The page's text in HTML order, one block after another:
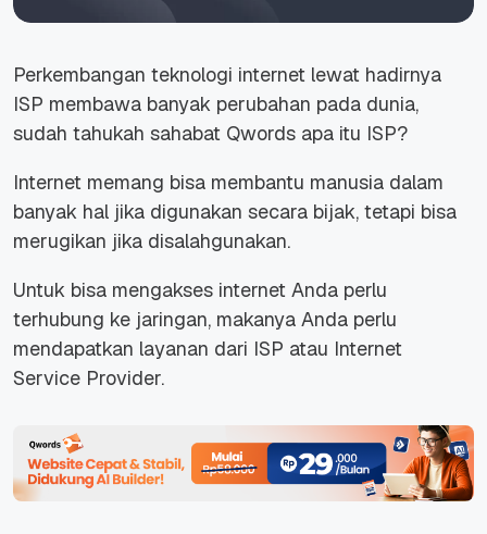
Perkembangan teknologi internet lewat hadirnya
ISP membawa banyak perubahan pada dunia,
sudah tahukah sahabat Qwords apa itu ISP?
Internet memang bisa membantu manusia dalam
banyak hal jika digunakan secara bijak, tetapi bisa
merugikan jika disalahgunakan.
Untuk bisa mengakses internet Anda perlu
terhubung ke jaringan, makanya Anda perlu
mendapatkan layanan dari ISP atau Internet
Service Provider.